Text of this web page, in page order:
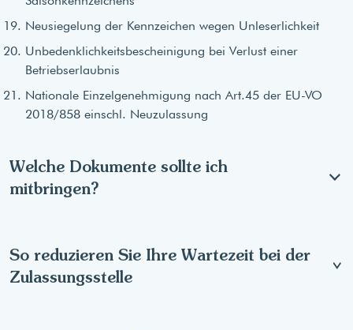
Neusiegelung der Kennzeichen wegen Unleserlichkeit
Unbedenklichkeitsbescheinigung bei Verlust einer
Betriebserlaubnis
Nationale Einzelgenehmigung nach Art.45 der EU-VO
2018/858 einschl. Neuzulassung
Welche Dokumente sollte ich
mitbringen?
So reduzieren Sie Ihre Wartezeit bei der
Zulassungsstelle